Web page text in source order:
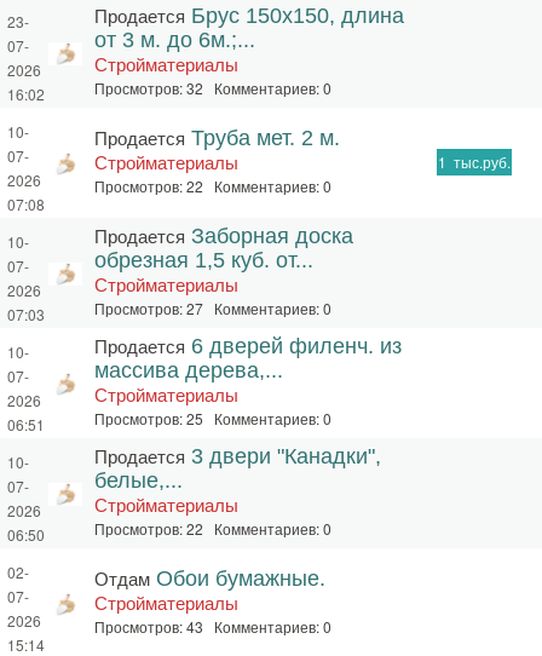
23-
07-
2026
16:02
Продается Брус 150х150, длина
от 3 м. до 6м.;...
Стройматериалы
Просмотров: 32 Комментариев: 0
10-
07-
2026
07:08
Продается Труба мет. 2 м.
Стройматериалы
Просмотров: 22 Комментариев: 0
1 тыс.руб.
10-
07-
2026
07:03
Продается Заборная доска
обрезная 1,5 куб. от...
Стройматериалы
Просмотров: 27 Комментариев: 0
10-
07-
2026
06:51
Продается 6 дверей филенч. из
массива дерева,...
Стройматериалы
Просмотров: 25 Комментариев: 0
10-
07-
2026
06:50
Продается 3 двери "Канадки",
белые,...
Стройматериалы
Просмотров: 22 Комментариев: 0
02-
07-
2026
15:14
Отдам Обои бумажные.
Стройматериалы
Просмотров: 43 Комментариев: 0